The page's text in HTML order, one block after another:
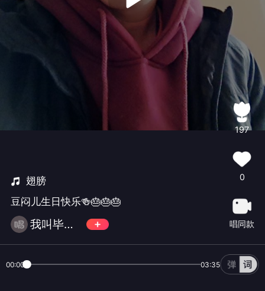
翅膀
豆闷儿生日快乐🍻🎂🎂🎂
我叫毕老实
197
0
唱同款
00:00 03:35